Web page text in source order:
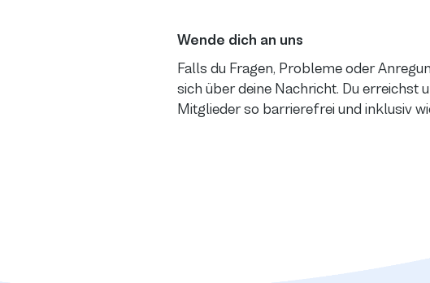
Wende dich an uns
Falls du Fragen, Probleme oder
sich über deine Nachricht. Du erreichst
Mitglieder so barrierefrei und inklusiv